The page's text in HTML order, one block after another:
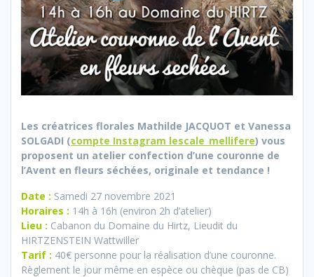
Les créatrices florales Mathilde JACQUOT et Vanessa
SOLGADI (compte Instagram lescale_mellifere) vous
proposent un atelier confection d’une couronne de
l’Avent en fleurs séchées, originale et tendance !
Date : Samedi 27 novembre 2021
Horaires : 14h à 16h (environ 2h d’atelier)
Lieu : Cabanon du Domaine du Hirtz, Lieudit du
HIRTZENSTEIN Wattwiller
Tarif : 40€ personne pour la réalisation d’une couronne.
Règlement le jour même en espèce ou chèque (pas de CB)